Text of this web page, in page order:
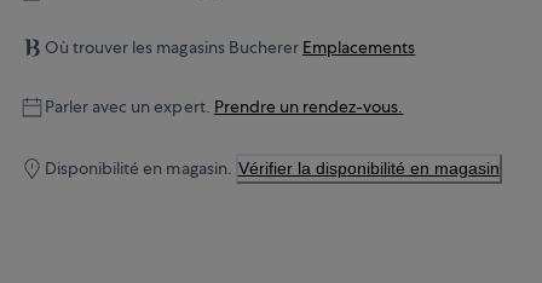
Où trouver les magasins Bucherer Emplacements
Parler avec un expert. Prendre un rendez-vous.
Disponibilité en magasin. Vérifier la disponibilité en magasin